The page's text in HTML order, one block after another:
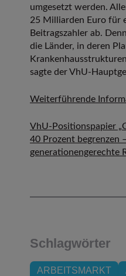
umgesetzt werden.
25 Milliarden Euro für
Beitragszahler ab.
die Länder, in deren
sagte der VhU-
Weiterführende
VhU-Positionspapier
40 Prozent begrenzen
generationengerechte
Schlagwörter
ARBEITSMARKT